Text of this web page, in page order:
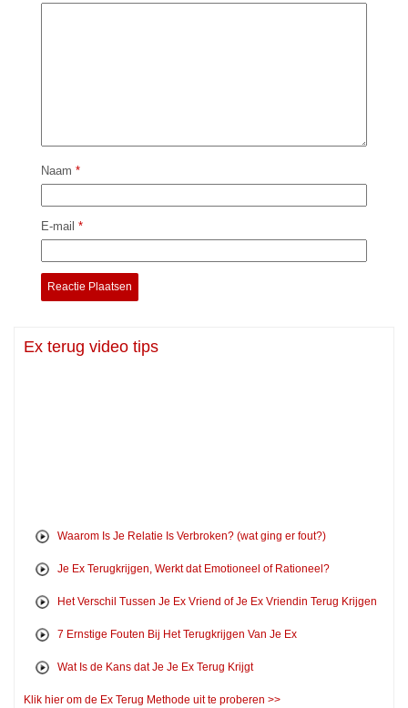
Naam *
E-mail *
Ex terug video tips
Waarom Is Je Relatie Is Verbroken? (wat ging er fout?)
Je Ex Terugkrijgen, Werkt dat Emotioneel of Rationeel?
Het Verschil Tussen Je Ex Vriend of Je Ex Vriendin Terug Krijgen
7 Ernstige Fouten Bij Het Terugkrijgen Van Je Ex
Wat Is de Kans dat Je Je Ex Terug Krijgt
Klik hier om de Ex Terug Methode uit te proberen >>